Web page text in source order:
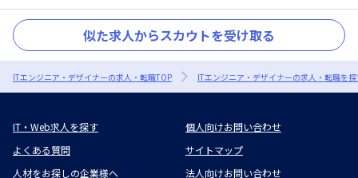
似た求人からスカウトを受け取る
ITエンジニア・デザイナーの求人・転職TOP ITエンジニア・デザイナーの求人・転職を
IT・Web求人を探す
個人向けお問い合わせ
よくある質問
サイトマップ
人材をお探しの企業様へ
法人向けお問い合わせ